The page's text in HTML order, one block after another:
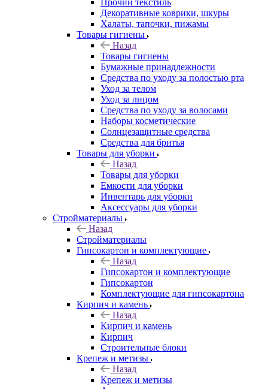
Прочий текстиль
Декоративные коврики, шкуры
Халаты, тапочки, пижамы
Товары гигиены
Назад
Товары гигиены
Бумажные принадлежности
Средства по уходу за полостью рта
Уход за телом
Уход за лицом
Средства по уходу за волосами
Наборы косметические
Солнцезащитные средства
Средства для бритья
Товары для уборки
Назад
Товары для уборки
Емкости для уборки
Инвентарь для уборки
Аксессуары для уборки
Стройматериалы
Назад
Стройматериалы
Гипсокартон и комплектующие
Назад
Гипсокартон и комплектующие
Гипсокартон
Комплектующие для гипсокартона
Кирпич и камень
Назад
Кирпич и камень
Кирпич
Строительные блоки
Крепеж и метизы
Назад
Крепеж и метизы